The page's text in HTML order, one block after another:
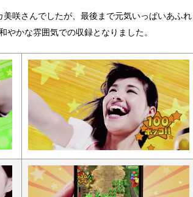
咲さんでしたが、最後まで元気いっぱいあふれ
やかな雰囲気での収録となりました。